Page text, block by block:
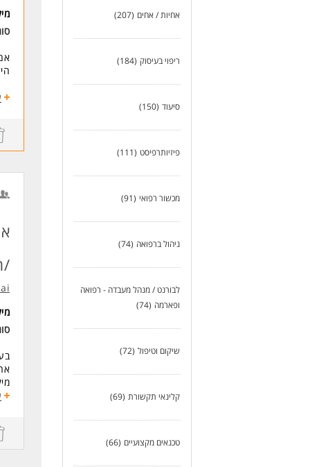
אחיות / אחים (207)
ריפוי בעיסוק (184)
סיעוד (150)
פיזיותרפיסט (111)
מכשור רפואי (91)
ניהול ברפואה (74)
לבורנט / מנהל מעבדה - רפואה
ופארמה (74)
שיקום וטיפול (72)
קלינאי תקשורת (69)
טכנאים מקצועיים (66)
*
*
*
/